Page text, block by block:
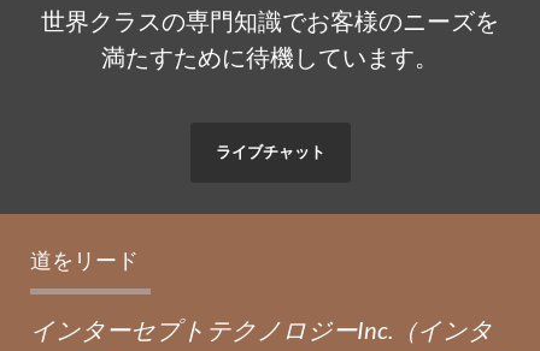
世界クラスの専門知識でお客様のニーズを
満たすために待機しています。
ライブチャット
道をリード
インターセプトテクノロジーInc.（インタ